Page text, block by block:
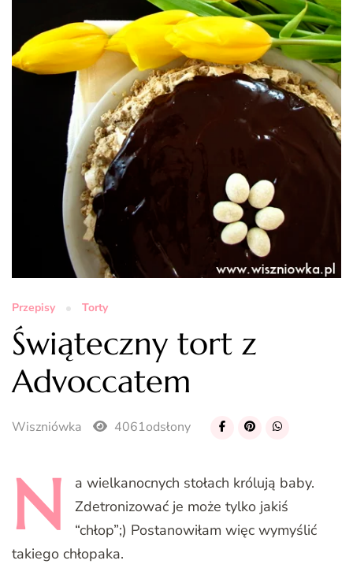
Przepisy Torty
Świąteczny tort z
Advoccatem
Wiszniówka 4061odsłony
N a wielkanocnych stołach królują baby.
Zdetronizować je może tylko jakiś
“chłop”;) Postanowiłam więc wymyślić
takiego chłopaka.